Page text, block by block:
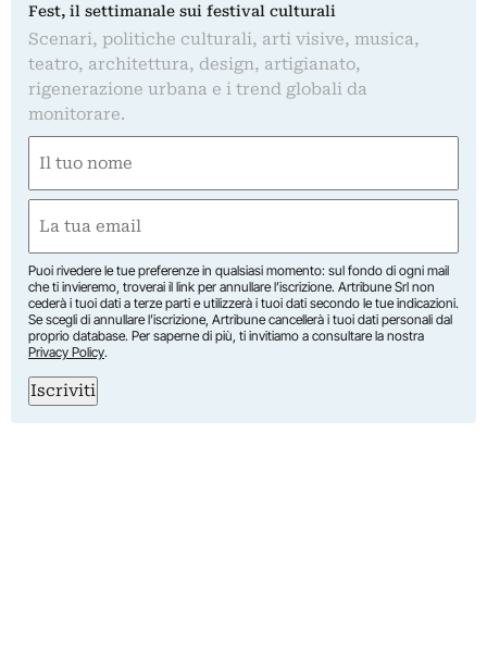
Fest, il settimanale sui festival culturali
Scenari, politiche culturali, arti visive, musica,
teatro, architettura, design, artigianato,
rigenerazione urbana e i trend globali da
monitorare.
(Obbligatorio)
Nome
(Obbligatorio)
Puoi rivedere le tue preferenze in qualsiasi momento: sul fondo di ogni mail
che ti invieremo, troverai il link per annullare l’iscrizione. Artribune Srl non
cederà i tuoi dati a terze parti e utilizzerà i tuoi dati secondo le tue indicazioni.
Se scegli di annullare l’iscrizione, Artribune cancellerà i tuoi dati personali dal
proprio database. Per saperne di più, ti invitiamo a consultare la nostra
Privacy Policy.
Iscriviti